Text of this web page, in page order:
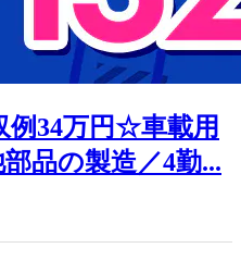
例34万円☆車載用
品の製造／4勤...